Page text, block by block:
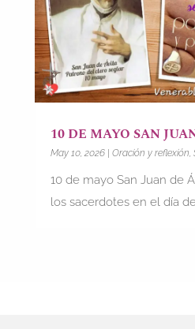
10 DE MAYO SAN
May 10, 2026| Oración y reflexión
10 de mayo San Juan de
los sacerdotes en el día